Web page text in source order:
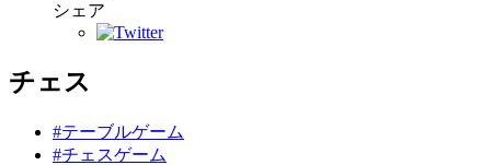
シェア
チェス
#テーブルゲーム
#チェスゲーム